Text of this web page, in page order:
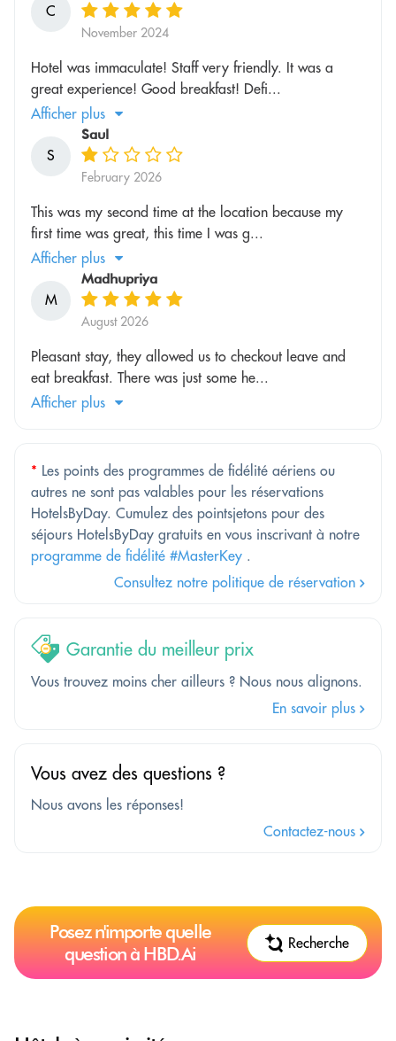
C
November 2024
Hotel was immaculate! Staff very friendly. It was a
great experience! Good breakfast! Defi...
Afficher plus
S
Saul
February 2026
This was my second time at the location because my
first time was great, this time I was g...
Afficher plus
M
Madhupriya
August 2026
Pleasant stay, they allowed us to checkout leave and
eat breakfast. There was just some he...
Afficher plus
* Les points des programmes de fidélité aériens ou
autres ne sont pas valables pour les réservations
HotelsByDay. Cumulez des pointsjetons pour des
séjours HotelsByDay gratuits en vous inscrivant à notre
programme de fidélité #MasterKey .
Consultez notre politique de réservation
Garantie du meilleur prix
Vous trouvez moins cher ailleurs ? Nous nous alignons.
En savoir plus
Vous avez des questions ?
Nous avons les réponses!
Contactez-nous
Posez n'importe quelle
question à HBD.Ai
Recherche